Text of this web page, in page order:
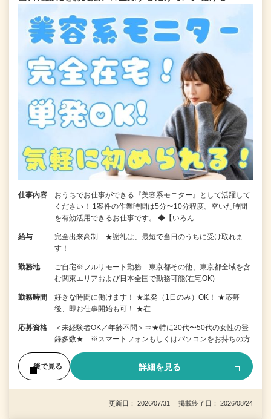
仕事内容
おうちでお仕事ができる『美容系モニター』として活躍して
ください！ 1案件の作業時間は5分〜10分程度。空いた時間
を有効活用できるお仕事です。 ◆【いろん…
給与
完全出来高制 ★謝礼は、最短で当日のうちに受け取れま
す！
勤務地
ご自宅※フルリモート勤務 東京都その他、東京都全域を含
む関東エリアおよび日本全国で勤務可能(在宅OK)
勤務時間
好きな時間に働けます！ ★単発（1日のみ）OK！ ★応募
後、即お仕事開始も可！ ★在…
応募資格
＜未経験者OK／年齢不問＞⇒★特に20代〜50代の女性の登
録多数★ ※スマートフォンもしくはパソコンをお持ちの方
後で見る 詳細を見る
更新日： 2026/07/31 掲載終了日： 2026/08/24